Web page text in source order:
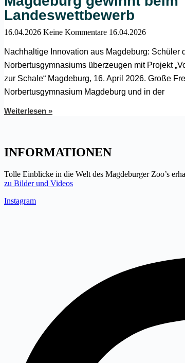
Landeswettbewerb
16.04.2026 Keine Kommentare 16.04.2026
Nachhaltige Innovation aus Magdeburg: Schüler
Norbertusgymnasiums überzeugen mit Projekt
zur Schale“ Magdeburg, 16. April 2026. Große
Norbertusgymnasium Magdeburg und in der
Weiterlesen »
INFORMATIONEN
Tolle Einblicke in die Welt des Magdeburger Zoo’s
zu Bilder und Videos
Instagram